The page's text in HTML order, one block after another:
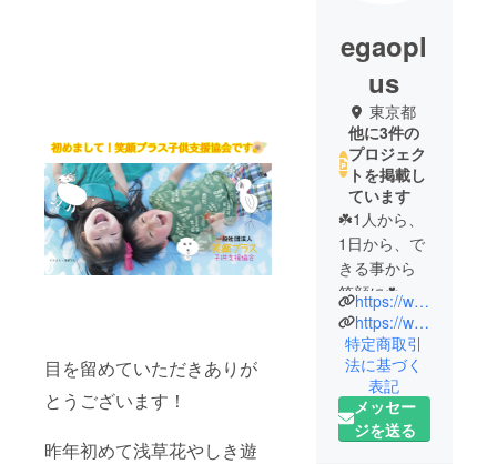
目を留めていただきありが
とうございます！
昨年初めて浅草花やしき遊
egaopl
us
東京都
他に3件の
プロジェク
トを掲載し
ています
☘️1人から、
1日から、で
きる事から
笑顔に☘️
子供の笑顔
を守りた
い、笑顔の
種まき活動
をしていま
す。
https://www.egaoplus.net/
https://www.instagram.com/egao.plus/
特定商取引
法に基づく
表記
メッセー
ジを送る